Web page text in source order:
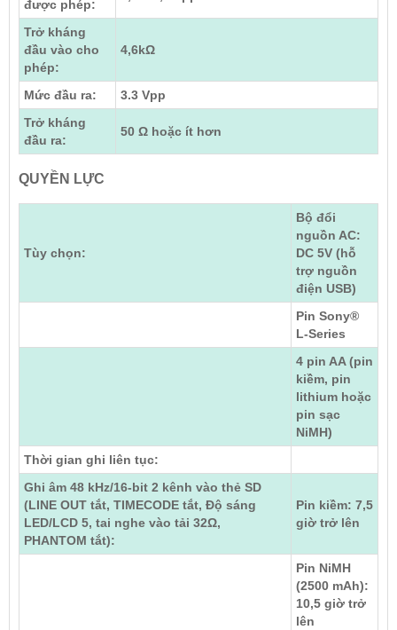
được phép:
Trở kháng
đầu vào cho
phép:
4,6kΩ
Mức đầu ra:
3.3 Vpp
Trở kháng
đầu ra:
50 Ω hoặc ít hơn
QUYỀN LỰC
Tùy chọn:
Bộ đổi
nguồn AC:
DC 5V (hỗ
trợ nguồn
điện USB)
Pin Sony®
L-Series
4 pin AA (pin
kiềm, pin
lithium hoặc
pin sạc
NiMH)
Thời gian ghi liên tục:
Ghi âm 48 kHz/16-bit 2 kênh vào thẻ SD
(LINE OUT tắt, TIMECODE tắt, Độ sáng
LED/LCD 5, tai nghe vào tải 32Ω,
PHANTOM tắt):
Pin kiềm: 7,5
giờ trở lên
Pin NiMH
(2500 mAh):
10,5 giờ trở
lên